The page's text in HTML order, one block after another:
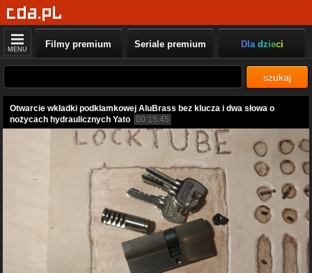
MENU Filmy premium Seriale premium Dla dzieci
szukaj
Otwarcie wkładki podklamkowej AluBrass bez klucza i dwa słowa o
nożycach hydraulicznych Yato 00:15:45